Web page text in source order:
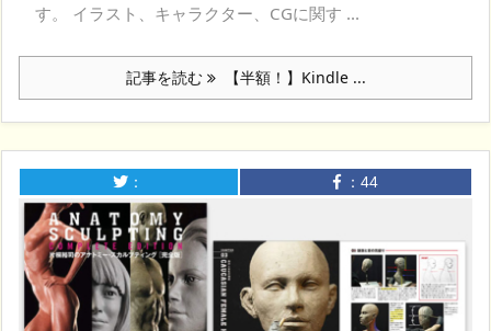
す。 イラスト、キャラクター、CGに関す ...
記事を読む 【半額！】Kindle ...
： ： 44